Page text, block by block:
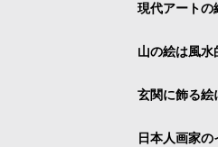
現代アートの
山の絵は風
玄関に飾る絵
日本人画家